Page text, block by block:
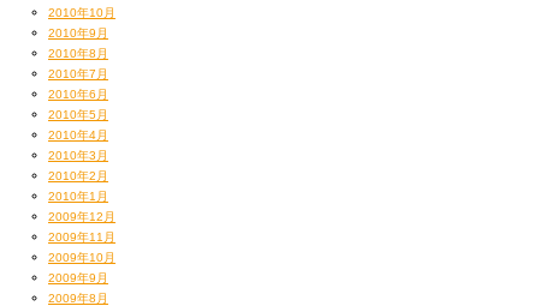
2010年10月
2010年9月
2010年8月
2010年7月
2010年6月
2010年5月
2010年4月
2010年3月
2010年2月
2010年1月
2009年12月
2009年11月
2009年10月
2009年9月
2009年8月